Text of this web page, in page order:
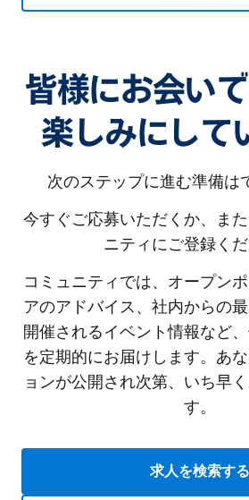
皆様にお会い
楽しみにして
次のステップに進む準備は
今すぐご応募いただくか、ま
ニティにご登録くだ
コミュニティでは、オープン
アのアドバイス、社内からの
開催されるイベント情報など
を定期的にお届けします。あ
ョンが公開され次第、いち早
す。
求人を検索する